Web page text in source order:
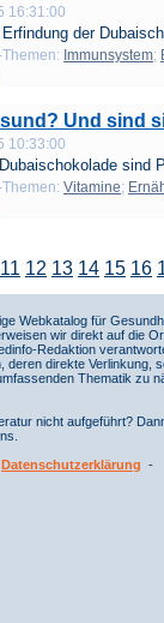
16:31:00
der
Immunsystem;
Und sind
10:33:00
sind
Vitamine;
11 12 13 14 15 16
Webkatalog für
wir direkt auf die
Redaktion
direkte
Thematik
nicht aufgeführt?
Datenschutzerklärung -